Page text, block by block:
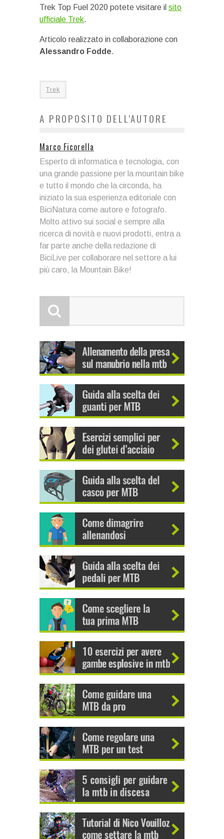
Trek Top Fuel 2020 potete visitare il sito
ufficiale Trek.
Articolo realizzato in collaborazione con
Alessandro Fodde.
Trek
A PROPOSITO DELL'AUTORE
Marco Ficorella
Esperto di informatica e tecnologia, con
una grande passione per la mountain bike
e tutto il mondo che la circonda, ha
iniziato la sua esperienza editoriale con
BiciNatura come autore e fotografo.
Molto attivo sui social e sempre alla
ricerca di novità e nuovi prodotti, entra a
far parte anche della redazione di
BiciLive per collaborare nel settore a lui
più caro, la Mountain Bike!